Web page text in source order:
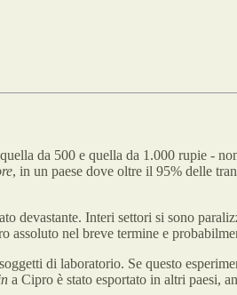
da 500 e quella da 1.000 rupie -
, in un paese dove oltre il 95% delle
devastante. Interi settori si sono
nel breve termine e
di laboratorio. Se questo
a Cipro è stato esportato in altri paesi,